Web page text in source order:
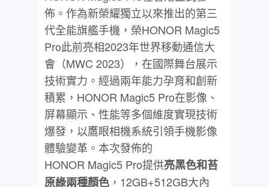
佈。作為新榮耀獨立以來推出的第三
代全能旗艦手機，榮HONOR Magic5
Pro此前亮相2023年世界移動通信大
會（MWC 2023），在國際舞台展示
技術實力。經過兩年能力孕育和創新
積累，HONOR Magic5 Pro在影像、
屏幕顯示、性能等多個維度實現技術
爆發，以鷹眼相機系統引領手機影像
體驗變革。本次發佈的
HONOR Magic5 Pro提供亮黑色和苔
原綠兩種顏色 ，12GB+512GB大內